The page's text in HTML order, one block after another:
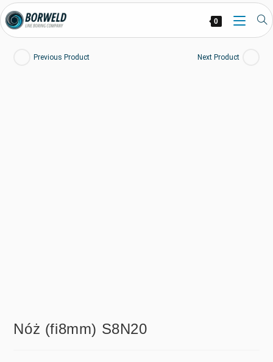
0
Previous Product Next Product
Nóż (fi8mm) S8N20